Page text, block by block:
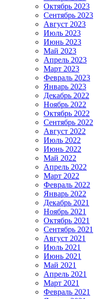
Октябрь 2023
Сентябрь 2023
Август 2023
Июль 2023
Июнь 2023
Май 2023
Апрель 2023
Март 2023
Февраль 2023
Январь 2023
Декабрь 2022
Ноябрь 2022
Октябрь 2022
Сентябрь 2022
Август 2022
Июль 2022
Июнь 2022
Май 2022
Апрель 2022
Март 2022
Февраль 2022
Январь 2022
Декабрь 2021
Ноябрь 2021
Октябрь 2021
Сентябрь 2021
Август 2021
Июль 2021
Июнь 2021
Май 2021
Апрель 2021
Март 2021
Февраль 2021